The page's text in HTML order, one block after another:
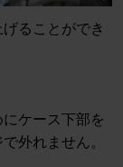
ることができ
ケース下部を
外れません。